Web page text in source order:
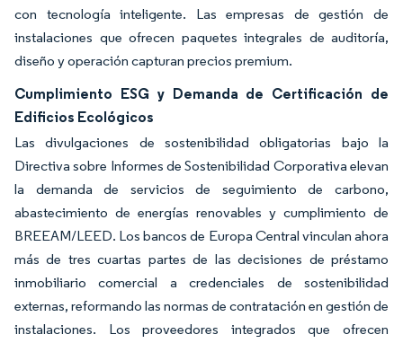
con tecnología inteligente. Las empresas de gestión de
instalaciones que ofrecen paquetes integrales de auditoría,
diseño y operación capturan precios premium.
Cumplimiento ESG y Demanda de Certificación de
Edificios Ecológicos
Las divulgaciones de sostenibilidad obligatorias bajo la
Directiva sobre Informes de Sostenibilidad Corporativa elevan
la demanda de servicios de seguimiento de carbono,
abastecimiento de energías renovables y cumplimiento de
BREEAM/LEED. Los bancos de Europa Central vinculan ahora
más de tres cuartas partes de las decisiones de préstamo
inmobiliario comercial a credenciales de sostenibilidad
externas, reformando las normas de contratación en gestión de
instalaciones. Los proveedores integrados que ofrecen